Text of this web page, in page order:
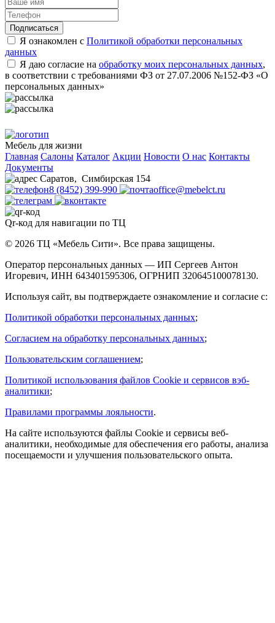
Подписаться
Я ознакомлен с Политикой обработки персональных
данных
Я даю согласие на обработку моих персональных данных,
в соответствии с требованиями ФЗ от 27.07.2006 №152-ФЗ «О
персональных данных»
Мебель для жизни
Главная Салоны Каталог Акции Новости О нас Контакты
Документы
Саратов, Симбирская 154
8 (8452) 399-990
office@mebelct.ru
Qr-код для навигации по ТЦ
© 2026 ТЦ «Мебель Сити». Все права защищены.
Оператор персональных данных — ИП Сергеев Антон
Игоревич, ИНН 643401595306, ОГРНИП 320645100078130.
Используя сайт, вы подтверждаете ознакомление и согласие с:
Политикой обработки персональных данных;
Согласием на обработку персональных данных;
Пользовательским соглашением;
Политикой использования файлов Cookie и сервисов вэб-
аналитики;
Правилами программы лояльности.
На сайте используются файлы Cookie и сервисы веб-
аналитики, необходимые для обеспечения его работы, анализа
посещаемости и улучшения пользовательского опыта.